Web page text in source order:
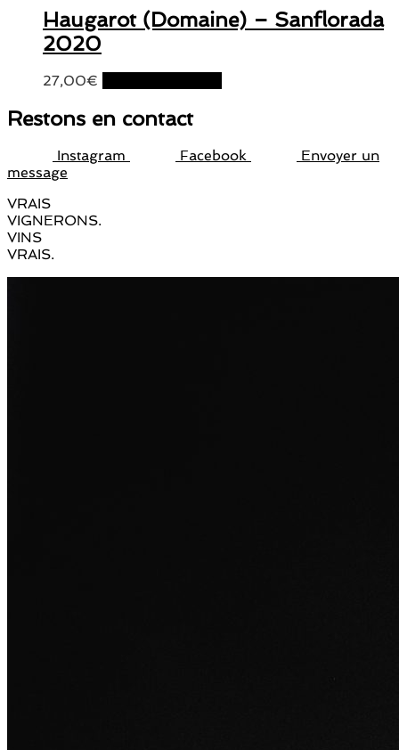
Haugarot (Domaine) – Sanflorada
2020
27,00€
Restons en contact
Instagram Facebook
Envoyer un
message
VRAIS
VIGNERONS.
VINS
VRAIS.